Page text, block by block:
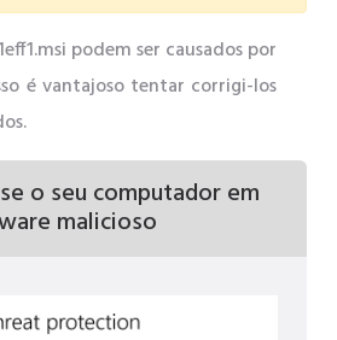
podem ser causados ​​por
é vantajoso tentar corrigi-los
o seu computador em
malicioso